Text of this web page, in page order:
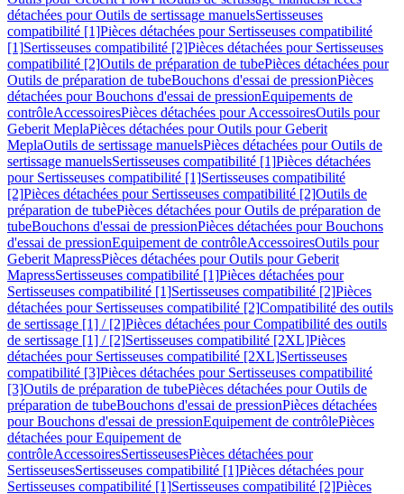
détachées pour Outils de sertissage manuelsSertisseuses
compatibilité [1]Pièces détachées pour Sertisseuses compatibilité
[1]Sertisseuses compatibilité [2]Pièces détachées pour Sertisseuses
compatibilité [2]Outils de préparation de tubePièces détachées pour
Outils de préparation de tubeBouchons d'essai de pressionPièces
détachées pour Bouchons d'essai de pressionEquipements de
contrôleAccessoiresPièces détachées pour AccessoiresOutils pour
Geberit MeplaPièces détachées pour Outils pour Geberit
MeplaOutils de sertissage manuelsPièces détachées pour Outils de
sertissage manuelsSertisseuses compatibilité [1]Pièces détachées
pour Sertisseuses compatibilité [1]Sertisseuses compatibilité
[2]Pièces détachées pour Sertisseuses compatibilité [2]Outils de
préparation de tubePièces détachées pour Outils de préparation de
tubeBouchons d'essai de pressionPièces détachées pour Bouchons
d'essai de pressionEquipement de contrôleAccessoiresOutils pour
Geberit MapressPièces détachées pour Outils pour Geberit
MapressSertisseuses compatibilité [1]Pièces détachées pour
Sertisseuses compatibilité [1]Sertisseuses compatibilité [2]Pièces
détachées pour Sertisseuses compatibilité [2]Compatibilité des outils
de sertissage [1] / [2]Pièces détachées pour Compatibilité des outils
de sertissage [1] / [2]Sertisseuses compatibilité [2XL]Pièces
détachées pour Sertisseuses compatibilité [2XL]Sertisseuses
compatibilité [3]Pièces détachées pour Sertisseuses compatibilité
[3]Outils de préparation de tubePièces détachées pour Outils de
préparation de tubeBouchons d'essai de pressionPièces détachées
pour Bouchons d'essai de pressionEquipement de contrôlePièces
détachées pour Equipement de
contrôleAccessoiresSertisseusesPièces détachées pour
SertisseusesSertisseuses compatibilité [1]Pièces détachées pour
Sertisseuses compatibilité [1]Sertisseuses compatibilité [2]Pièces